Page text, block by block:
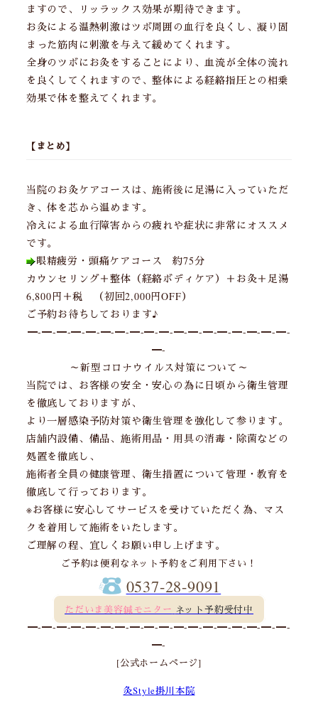
ますので、リッラックス効果が期待できます。
お灸による温熱刺激はツボ周囲の血行を良くし、凝り固
まった筋肉に刺激を与えて緩めてくれます。
全身のツボにお灸をすることにより、血流が全体の流れ
を良くしてくれますので、整体による経絡指圧との相乗
効果で体を整えてくれます。
【まとめ】
当院のお灸ケアコースは、施術後に足湯に入っていただ
き、体を芯から温めます。
冷えによる血行障害からの疲れや症状に非常にオススメ
です。
眼精疲労・頭痛ケアコース 約75分
カウンセリング＋整体（経絡ボディケア）＋お灸＋足湯
6,800円＋税 （初回2,000円OFF）
ご予約お待ちしております♪
━-━-━-━-━-━-━-━-━-━-━-━-━-━-━-━-━-━-
━-
～新型コロナウイルス対策について～
当院では、お客様の安全・安心の為に日頃から衛生管理
を徹底しておりますが、
より一層感染予防対策や衛生管理を強化して参ります。
店舗内設備、備品、施術用品・用具の消毒・除菌などの
処置を徹底し、
施術者全員の健康管理、衛生措置について管理・教育を
徹底して行っております。
※お客様に安心してサービスを受けていただく為、マス
クを着用して施術をいたします。
ご理解の程、宜しくお願い申し上げます。
ご予約は便利なネット予約をご利用下さい！
0537-28-9091
ただいま美容鍼モニター ネット予約受付中
━-━-━-━-━-━-━-━-━-━-━-━-━-━-━-━-━-━-
━-
[公式ホームページ]
灸Style掛川本院